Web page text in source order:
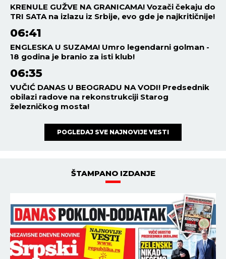
KRENULE GUŽVE NA GRANICAMA! Vozači čekaju do
TRI SATA na izlazu iz Srbije, evo gde je najkritičnije!
06:41
ENGLESKA U SUZAMA! Umro legendarni golman -
18 godina je branio za isti klub!
06:35
VUČIĆ DANAS U BEOGRADU NA VODI! Predsednik
obilazi radove na rekonstrukciji Starog
železničkog mosta!
POGLEDAJ SVE NAJNOVIJE VESTI
ŠTAMPANO IZDANJE